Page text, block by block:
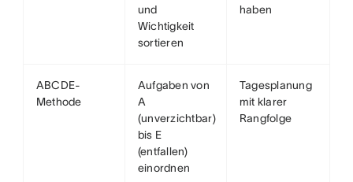
und
Wichtigkeit
sortieren
haben
ABCDE-
Methode
Aufgaben von
A
(unverzichtbar)
bis E
(entfallen)
einordnen
Tagesplanung
mit klarer
Rangfolge